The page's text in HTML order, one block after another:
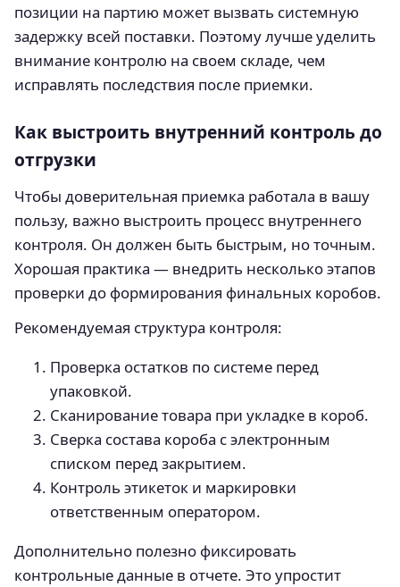
позиции на партию может вызвать системную
задержку всей поставки. Поэтому лучше уделить
внимание контролю на своем складе, чем
исправлять последствия после приемки.
Как выстроить внутренний контроль до
отгрузки
Чтобы доверительная приемка работала в вашу
пользу, важно выстроить процесс внутреннего
контроля. Он должен быть быстрым, но точным.
Хорошая практика — внедрить несколько этапов
проверки до формирования финальных коробов.
Рекомендуемая структура контроля:
Проверка остатков по системе перед
упаковкой.
Сканирование товара при укладке в короб.
Сверка состава короба с электронным
списком перед закрытием.
Контроль этикеток и маркировки
ответственным оператором.
Дополнительно полезно фиксировать
контрольные данные в отчете. Это упростит